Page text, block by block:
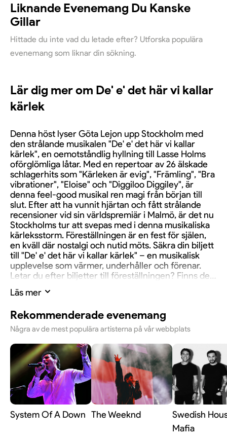
Liknande Evenemang Du Kanske
Gillar
Hittade du inte vad du letade efter? Utforska populära
evenemang som liknar din sökning.
Lär dig mer om De' e' det här vi kallar
kärlek
Denna höst lyser Göta Lejon upp Stockholm med
den strålande musikalen "De' e' det här vi kallar
kärlek", en oemotståndlig hyllning till Lasse Holms
oförglömliga låtar. Med en repertoar av 26 älskade
schlagerhits som "Kärleken är evig", "Främling", "Bra
vibrationer", "Eloise" och "Diggiloo Diggiley", är
denna feel-good musikal ren magi från början till
slut. Efter att ha vunnit hjärtan och fått strålande
recensioner vid sin världspremiär i Malmö, är det nu
Stockholms tur att svepas med i denna musikaliska
kärleksstorm. Föreställningen är en fest för själen,
en kväll där nostalgi och nutid möts. Säkra din biljett
till "De' e' det här vi kallar kärlek" – en musikalisk
upplevelse som värmer, underhåller och förenar.
Letar du efter biljetter till föreställningen? Finns det
tillgängliga. Biljetterna säljes nämligen i andrahand
ordinarie pris.
Läs mer
Rekommenderade evenemang
Några av de mest populära artisterna på vår webbplats
System Of A Down The Weeknd
Swedish
Mafia